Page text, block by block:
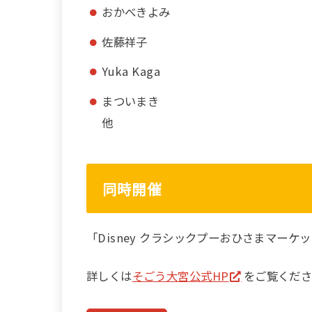
おかべきよみ
佐藤祥子
Yuka Kaga
まついまき
他
同時開催
「Disney クラシックプーおひさまマーケ
詳しくはそごう大宮公式HP をご覧くださ